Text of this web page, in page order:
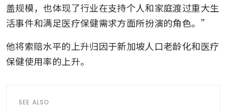
盖规模，也体现了行业在支持个人和家庭渡过重大生
活事件和满足医疗保健需求方面所扮演的角色。”
他将索赔水平的上升归因于新加坡人口老龄化和医疗
保健使用率的上升。
SEE ALSO